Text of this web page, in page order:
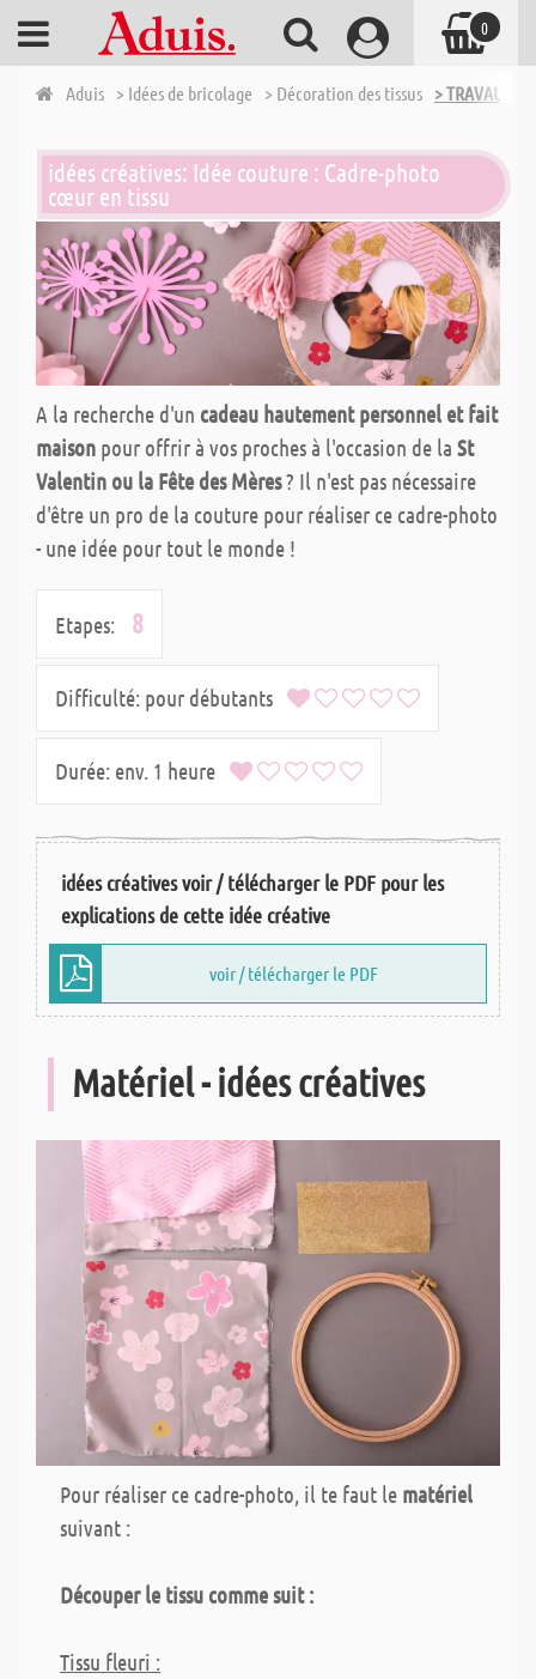
Aduis > Idées de bricolage > Décoration des tissus > TRAVAUX
idées créatives: Idée couture : Cadre-photo
cœur en tissu
A la recherche d'un cadeau hautement personnel et fait
maison pour offrir à vos proches à l'occasion de la St
Valentin ou la Fête des Mères? Il n'est pas nécessaire
d'être un pro de la couture pour réaliser ce cadre-photo
- une idée pour tout le monde !
Etapes: 8
Difficulté: pour débutants
Durée: env. 1 heure
idées créatives voir / télécharger le PDF pour les
explications de cette idée créative
voir / télécharger le PDF
Matériel - idées créatives
Pour réaliser ce cadre-photo, il te faut le matériel
suivant :
Découper le tissu comme suit :
Tissu fleuri :
0